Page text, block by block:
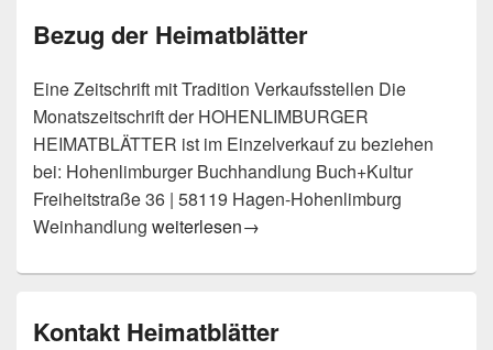
Bezug der Heimatblätter
Eine Zeitschrift mit Tradition Verkaufsstellen Die
Monatszeitschrift der HOHENLIMBURGER
HEIMATBLÄTTER ist im Einzelverkauf zu beziehen
bei: Hohenlimburger Buchhandlung Buch+Kultur
Freiheitstraße 36 | 58119 Hagen-Hohenlimburg
Weinhandlung Bezug der Heimatblätter
weiterlesen→
Kontakt Heimatblätter